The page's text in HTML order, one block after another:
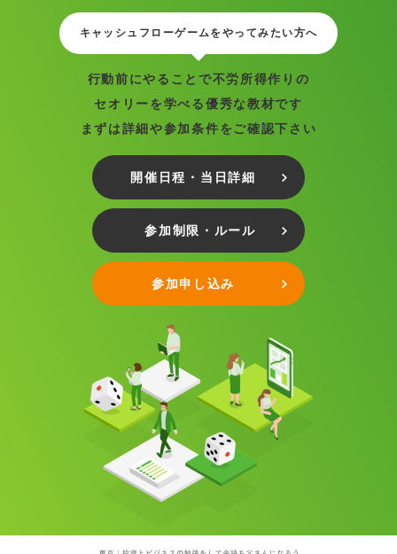
キャッシュフローゲームをやってみたい方へ
行動前にやることで不労所得作りの
セオリーを学べる優秀な教材です
まずは詳細や参加条件をご確認下さい
開催日程・当日詳細
参加制限・ルール
参加申し込み